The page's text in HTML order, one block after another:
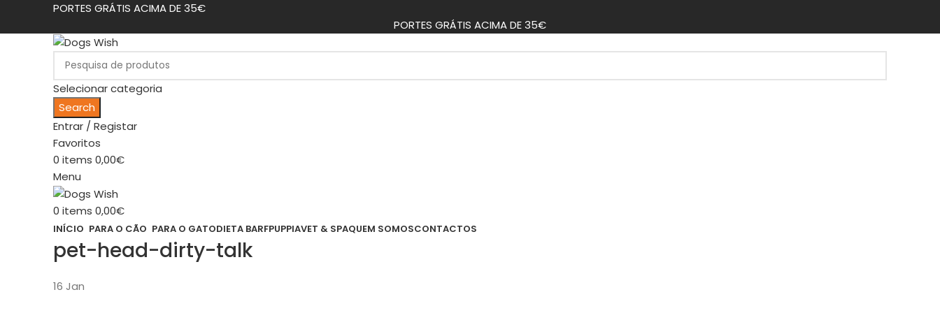
PORTES GRÁTIS ACIMA DE 35€
PORTES GRÁTIS ACIMA DE 35€
Selecionar categoria
Search
Entrar / Registar
Favoritos
0 items 0,00€
Menu
0 items 0,00€
INÍCIO PARA O CÃO PARA O GATODIETA BARFPUPPIAVET & SPAQUEM SOMOSCONTACTOS
pet-head-dirty-talk
16 Jan